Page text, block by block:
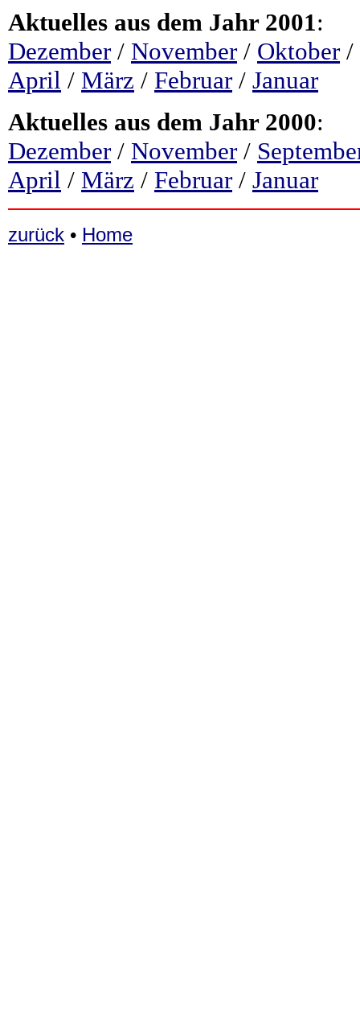
Aktuelles aus dem Jahr 2001:
Dezember / November / Oktober /
April / März / Februar / Januar
Aktuelles aus dem Jahr 2000:
Dezember / November /
April / März / Februar / Januar
zurück • Home